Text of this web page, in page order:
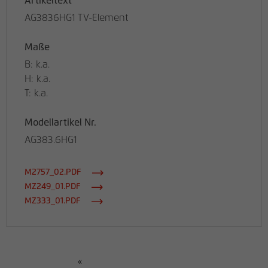
AG3836HG1 TV-Element
Maße
B: k.a.
H: k.a.
T: k.a.
Modellartikel Nr.
AG383.6HG1
M2757_02.PDF
MZ249_01.PDF
MZ333_01.PDF
«